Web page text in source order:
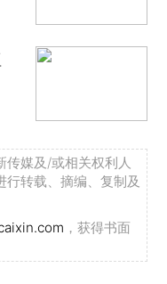
传媒及/或相关权利人
转载、摘编、复制及
，获得书面